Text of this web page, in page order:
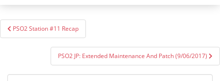
Post
navigation
PSO2 Station #11 Recap
PSO2 JP: Extended Maintenance And Patch (9/06/2017)